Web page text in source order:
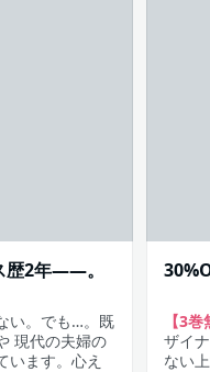
歴2年――。
い。でも…。既
現代の夫婦の
います。心え
【3巻
ザイ
ない